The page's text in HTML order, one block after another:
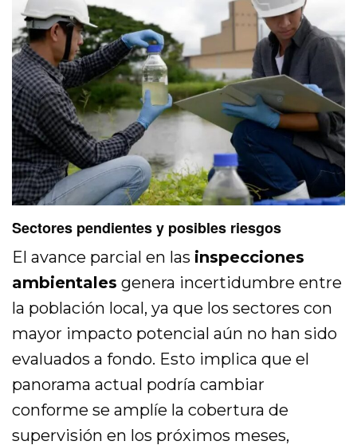
Sectores pendientes y posibles riesgos
El avance parcial en las inspecciones
ambientales genera incertidumbre entre
la población local, ya que los sectores con
mayor impacto potencial aún no han sido
evaluados a fondo. Esto implica que el
panorama actual podría cambiar
conforme se amplíe la cobertura de
supervisión en los próximos meses,